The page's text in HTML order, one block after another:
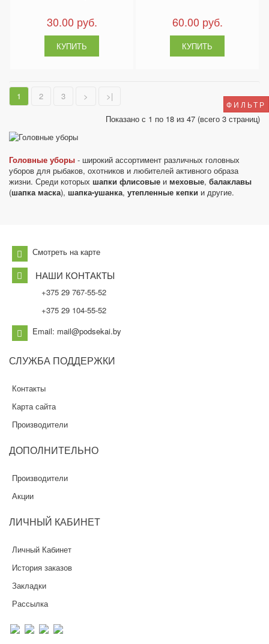
ФИЛЬТР
Головные уборы - широкий ассортимент различных головных
уборов для рыбаков, охотников и любителей активного образа
жизни. Среди которых шапки флисовые и меховые, балаклавы
(шапка маска), шапка-ушанка, утепленные кепки и другие.
30.00 руб. 60.00 руб.
1 2 3 >
>|
Показано с 1 по 18 из 47 (всего 3 страниц)
Смотреть на карте
НАШИ КОНТАКТЫ
+375 29 767-55-52
+375 29 104-55-52
Email: mail@podsekai.by
СЛУЖБА ПОДДЕРЖКИ
Контакты
Карта сайта
Производители
ДОПОЛНИТЕЛЬНО
Производители
Акции
ЛИЧНЫЙ КАБИНЕТ
Личный Кабинет
История заказов
Закладки
Рассылка